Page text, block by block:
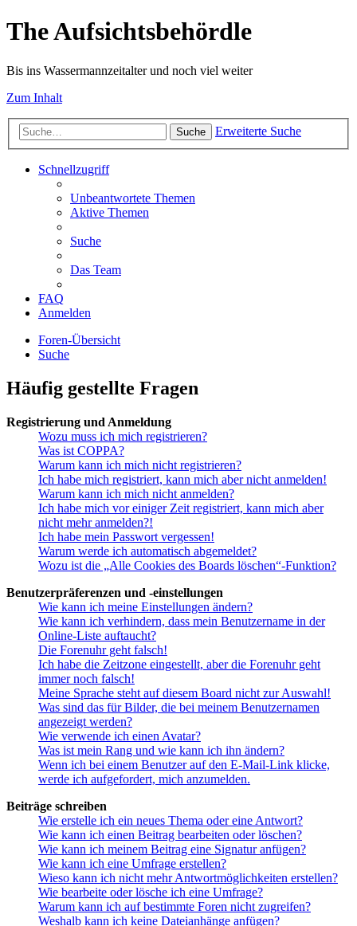
The Aufsichtsbehördle
Bis ins Wassermannzeitalter und noch viel weiter
Zum Inhalt
Suche Erweiterte Suche
Schnellzugriff
Unbeantwortete Themen
Aktive Themen
Suche
Das Team
FAQ
Anmelden
Foren-Übersicht
Suche
Häufig gestellte Fragen
Registrierung und Anmeldung
Wozu muss ich mich registrieren?
Was ist COPPA?
Warum kann ich mich nicht registrieren?
Ich habe mich registriert, kann mich aber nicht anmelden!
Warum kann ich mich nicht anmelden?
Ich habe mich vor einiger Zeit registriert, kann mich aber
nicht mehr anmelden?!
Ich habe mein Passwort vergessen!
Warum werde ich automatisch abgemeldet?
Wozu ist die „Alle Cookies des Boards löschen“-Funktion?
Benutzerpräferenzen und -einstellungen
Wie kann ich meine Einstellungen ändern?
Wie kann ich verhindern, dass mein Benutzername in der
Online-Liste auftaucht?
Die Forenuhr geht falsch!
Ich habe die Zeitzone eingestellt, aber die Forenuhr geht
immer noch falsch!
Meine Sprache steht auf diesem Board nicht zur Auswahl!
Was sind das für Bilder, die bei meinem Benutzernamen
angezeigt werden?
Wie verwende ich einen Avatar?
Was ist mein Rang und wie kann ich ihn ändern?
Wenn ich bei einem Benutzer auf den E-Mail-Link klicke,
werde ich aufgefordert, mich anzumelden.
Beiträge schreiben
Wie erstelle ich ein neues Thema oder eine Antwort?
Wie kann ich einen Beitrag bearbeiten oder löschen?
Wie kann ich meinem Beitrag eine Signatur anfügen?
Wie kann ich eine Umfrage erstellen?
Wieso kann ich nicht mehr Antwortmöglichkeiten erstellen?
Wie bearbeite oder lösche ich eine Umfrage?
Warum kann ich auf bestimmte Foren nicht zugreifen?
Weshalb kann ich keine Dateianhänge anfügen?